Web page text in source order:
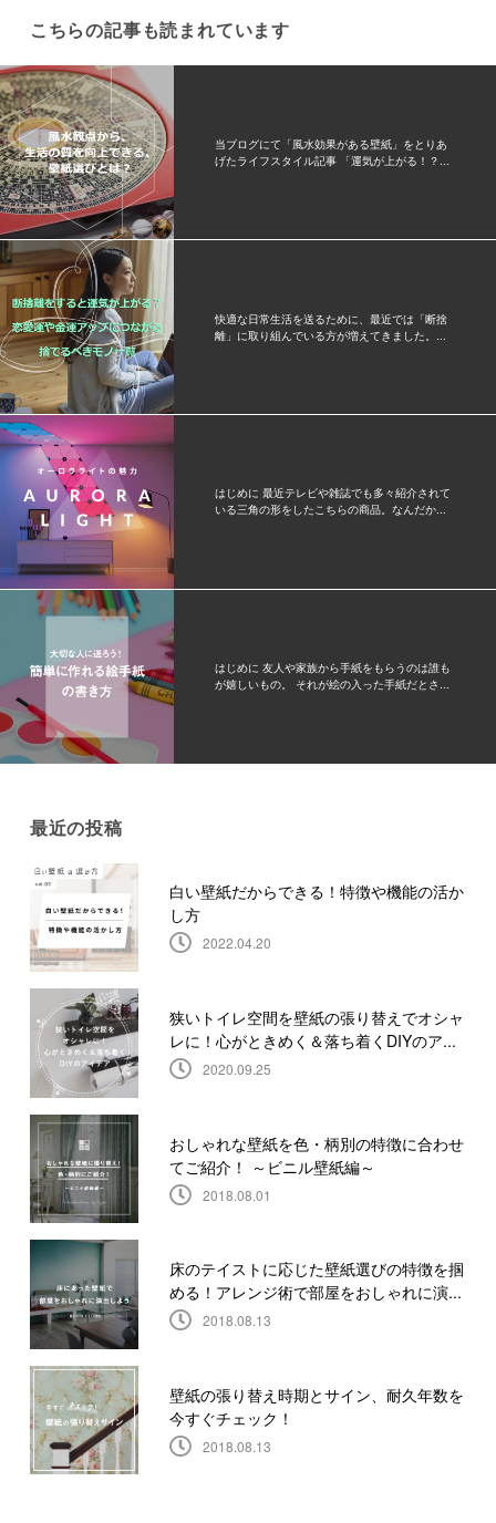
こちらの記事も読まれています
当ブログにて「風水効果がある壁紙」をとりあ
げたライフスタイル記事 「運気が上がる！？...
快適な日常生活を送るために、最近では「断捨
離」に取り組んでいる方が増えてきました。...
はじめに 最近テレビや雑誌でも多々紹介されて
いる三角の形をしたこちらの商品。なんだか...
はじめに 友人や家族から手紙をもらうのは誰も
が嬉しいもの。 それが絵の入った手紙だとさ...
最近の投稿
白い壁紙だからできる！特徴や機能の活か
し方
2022.04.20
狭いトイレ空間を壁紙の張り替えでオシャ
レに！心がときめく＆落ち着くDIYのア...
2020.09.25
おしゃれな壁紙を色・柄別の特徴に合わせ
てご紹介！ ～ビニル壁紙編～
2018.08.01
床のテイストに応じた壁紙選びの特徴を掴
める！アレンジ術で部屋をおしゃれに演...
2018.08.13
壁紙の張り替え時期とサイン、耐久年数を
今すぐチェック！
2018.08.13